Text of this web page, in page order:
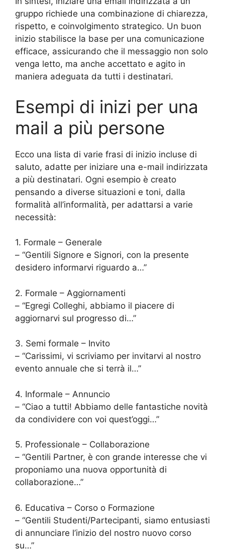
gruppo richiede una combinazione di chiarezza,
rispetto, e coinvolgimento strategico. Un buon
inizio stabilisce la base per una comunicazione
efficace, assicurando che il messaggio non solo
venga letto, ma anche accettato e agito in
maniera adeguata da tutti i destinatari.
Esempi di inizi per una
mail a più persone
Ecco una lista di varie frasi di inizio incluse di
saluto, adatte per iniziare una e-mail indirizzata
a più destinatari. Ogni esempio è creato
pensando a diverse situazioni e toni, dalla
formalità all’informalità, per adattarsi a varie
necessità:
1. Formale – Generale
– “Gentili Signore e Signori, con la presente
desidero informarvi riguardo a…”
2. Formale – Aggiornamenti
– “Egregi Colleghi, abbiamo il piacere di
aggiornarvi sul progresso di…”
3. Semi formale – Invito
– “Carissimi, vi scriviamo per invitarvi al nostro
evento annuale che si terrà il…”
4. Informale – Annuncio
– “Ciao a tutti! Abbiamo delle fantastiche novità
da condividere con voi quest’oggi…”
5. Professionale – Collaborazione
– “Gentili Partner, è con grande interesse che vi
proponiamo una nuova opportunità di
collaborazione…”
6. Educativa – Corso o Formazione
– “Gentili Studenti/Partecipanti, siamo entusiasti
di annunciare l’inizio del nostro nuovo corso
su…”